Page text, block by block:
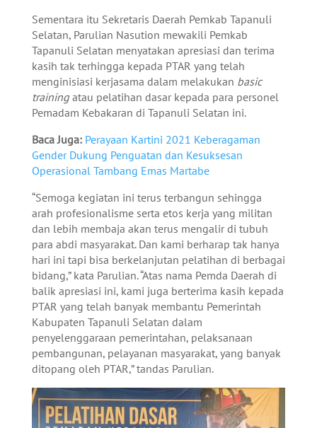
Sementara itu Sekretaris Daerah Pemkab Tapanuli
Selatan, Parulian Nasution mewakili Pemkab
Tapanuli Selatan menyatakan apresiasi dan terima
kasih tak terhingga kepada PTAR yang telah
menginisiasi kerjasama dalam melakukan basic
trainingatau pelatihan dasar kepada para personel
Pemadam Kebakaran di Tapanuli Selatan ini.
Baca Juga: Perayaan Kartini 2021 Keberagaman
Gender Dukung Penguatan dan Kesuksesan
Operasional Tambang Emas Martabe
“Semoga kegiatan ini terus terbangun sehingga
arah profesionalisme serta etos kerja yang militan
dan lebih membaja akan terus mengalir di tubuh
para abdi masyarakat. Dan kami berharap tak hanya
hari ini tapi bisa berkelanjutan pelatihan di berbagai
bidang,” kata Parulian. “Atas nama Pemda Daerah di
balik apresiasi ini, kami juga berterima kasih kepada
PTAR yang telah banyak membantu Pemerintah
Kabupaten Tapanuli Selatan dalam
penyelenggaraan pemerintahan, pelaksanaan
pembangunan, pelayanan masyarakat, yang banyak
ditopang oleh PTAR,” tandas Parulian.